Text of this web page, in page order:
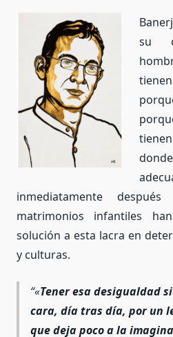
su
inmediatamente
matrimonios infantiles
solución a esta lacra en
y culturas.
«Tener esa desigualdad
cara, día tras día, por un
que deja poco a la